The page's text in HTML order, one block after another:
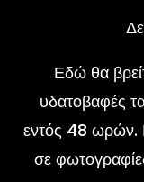
Εδώ θα
υδατοβαφές
εντός 48 ωρών.
σε